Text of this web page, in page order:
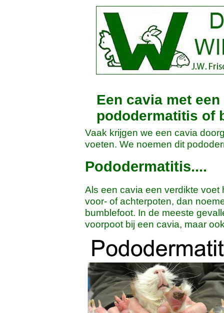
Een cavia met
pododermatitis of
Vaak krijgen we een cavia
voeten. We noemen dit
Pododermatitis....
Als een cavia een verdikte
voor- of achterpoten, dan
bumblefoot. In de meeste
voorpoot bij een cavia, maar